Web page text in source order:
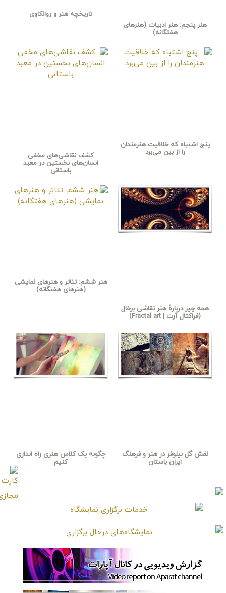
هنر پنجم: هنر ادبیات (هنرهای
هفتگانه)
تاریخچه هنر و روانکاوی
پنج اشتباه که خلاقیت هنرمندان
را از بین می‌برد
کشف نقاشی‌های مخفی
انسان‌های نخستین در معبد
باستانی
همه چیز دربارهٔ هنر نقاشی برخال
(فراکتال آرت ¦ Fractal art)
هنر ششم: تئاتر و هنرهای نمایشی
(هنرهای هفتگانه)
نقش گل نیلوفر در هنر و فرهنگ
ایران باستان
چگونه یک کلاس هنری راه اندازی
کنیم